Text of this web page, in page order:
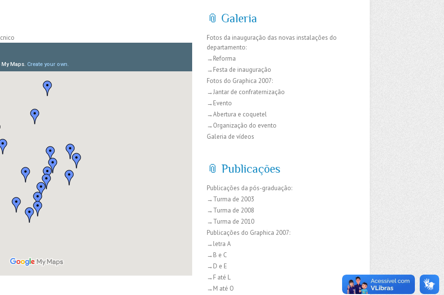
📎 Galeria
Fotos da inauguração das novas instalações do
departamento:
→Reforma
→Festa de inauguração
Fotos do Graphica 2007:
→Jantar de confraternização
→Evento
→Abertura e coquetel
→Organização do evento
Galeria de vídeos
📎 Publicações
Publicações da pós-graduação:
→Turma de 2003
→Turma de 2008
→Turma de 2010
Publicações do Graphica 2007:
→letra A
→B e C
→D e E
→F até L
→M até O